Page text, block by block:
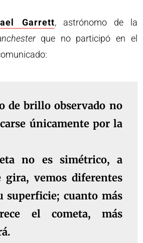
Garrett, astrónomo de la
que no participó en el
de brillo observado no
únicamente por la
no es simétrico, a
gira, vemos diferentes
superficie; cuanto más
el cometa, más